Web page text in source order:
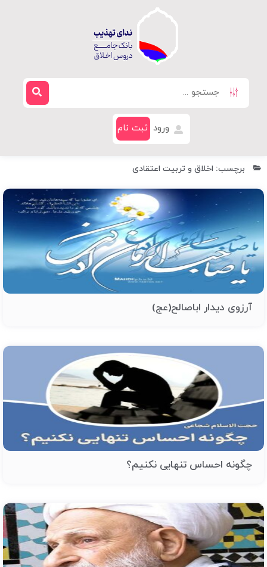
ورود ثبت نام
برچسب: اخلاق و تربیت اعتقادی
آرزوی دیدار اباصالح(عج)
چگونه احساس تنهایی نکنیم؟